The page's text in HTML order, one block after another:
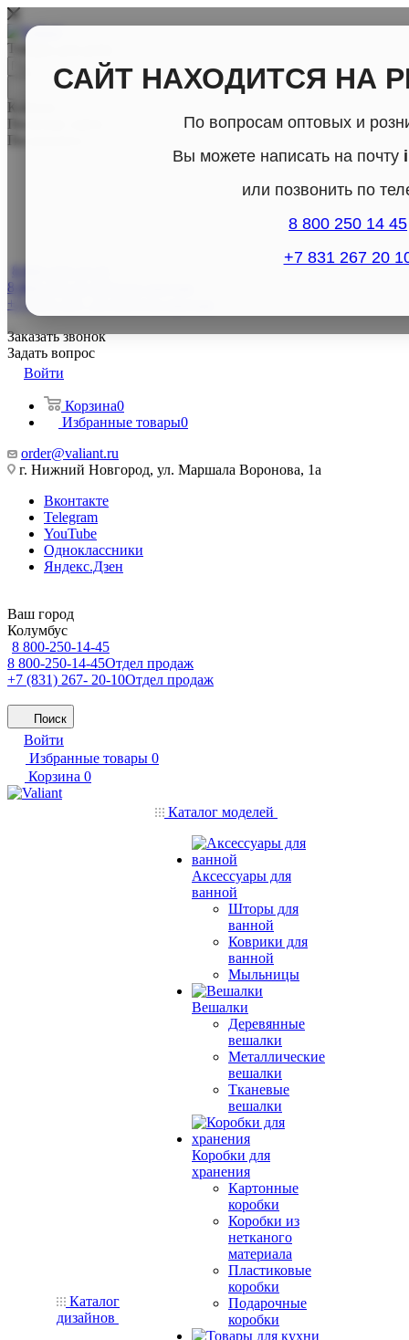
САЙТ НАХОДИТСЯ НА
По вопросам оптовых и
Вы можете написать на почту
или позвонить по
8 800 250 14 45
+7 831 267 20
Товары для дома
Каталог
По всему сайту
По каталогу
8 800-250-14-45
+7 (831) 267- 20-10
Заказать звонок
Задать вопрос
Войти
Корзина0
Избранные товары0
order@valiant.ru
г. Нижний Новгород, ул. Маршала Воронова, 1а
Вконтакте
Telegram
YouTube
Одноклассники
Яндекс.Дзен
Ваш город
Колумбус
8 800-250-14-45
8 800-250-14-45Отдел продаж
+7 (831) 267- 20-10Отдел продаж
Поиск
Войти
Избранные товары 0
Корзина 0
Каталог
дизайнов
Каталог моделей
Аксессуары для
ванной
Шторы для
ванной
Коврики для
ванной
Мыльницы
Вешалки
Деревянные
вешалки
Металлические
вешалки
Тканевые
вешалки
Коробки для
хранения
Картонные
коробки
Коробки из
нетканого
материала
Пластиковые
коробки
Подарочные
коробки